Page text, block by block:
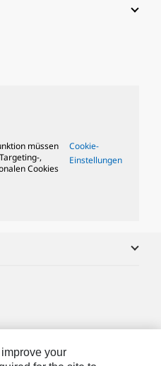
müssen
,
Cookies
Cookie-
Einstellungen
your